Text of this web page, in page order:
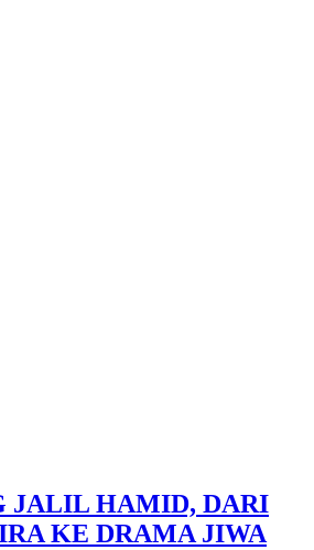
JALIL HAMID, DARI
KE DRAMA JIWA